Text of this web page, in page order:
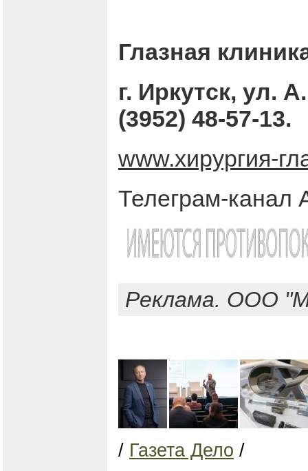
Глазная
г. Иркутск, ул.
(3952) 48-57-13.
www.хирургия-
Телеграм-канал
Реклама. ООО
/ Газета Дело /